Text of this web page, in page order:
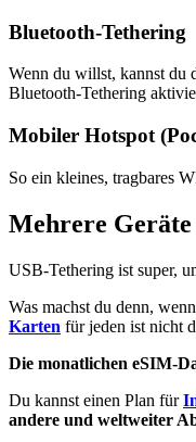
Bluetooth-Tethering
Wenn du willst, kannst du
Bluetooth-Tethering
Mobiler Hotspot
So ein kleines, tragbares
Mehrere
USB-Tethering ist super,
Was machst du denn,
Karten für jeden ist nicht
Die monatlichen eSIM-
Du kannst einen Plan für
andere und weltweiter